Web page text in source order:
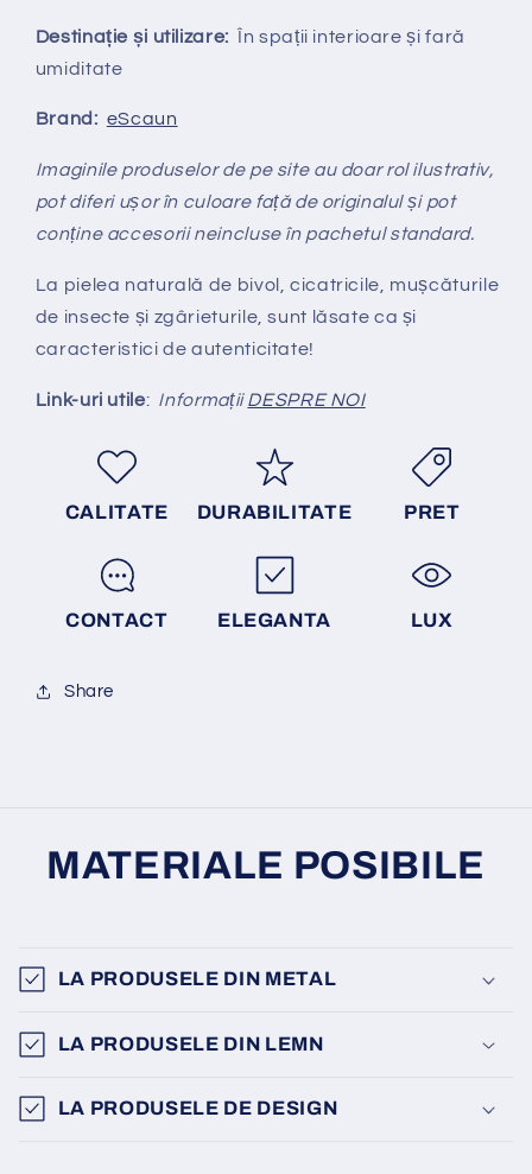
Destinație și utilizare: În spații interioare și fară
umiditate
Brand: eScaun
Imaginile produselor de pe site au doar rol ilustrativ,
pot diferi ușor în culoare față de originalul și pot
conține accesorii neincluse în pachetul standard.
La pielea naturală de bivol, cicatricile, mușcăturile
de insecte și zgârieturile, sunt lăsate ca și
caracteristici de autenticitate!
Link-uri utile: InformațiiDESPRE NOI
CALITATE DURABILITATE PRET
CONTACT ELEGANTA LUX
Share
MATERIALE POSIBILE
LA PRODUSELE DIN METAL
LA PRODUSELE DIN LEMN
LA PRODUSELE DE DESIGN